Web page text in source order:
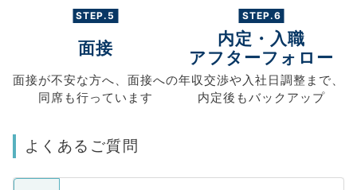
STEP.5
面接
面接が不安な方へ、 面接への
同席も行っています
STEP.6
内定・入職
アフターフォロー
年収交渉や入社日調整まで、
内定後もバックアップ
よくあるご質問